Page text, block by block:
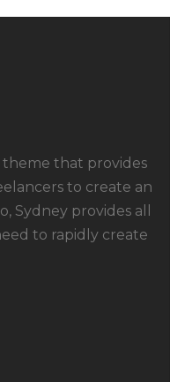
theme that provides
to create an
Sydney provides all
to rapidly create